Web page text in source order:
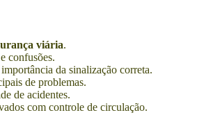
viária.
confusões.
da sinalização correta.
de problemas.
de acidentes.
com controle de circulação.